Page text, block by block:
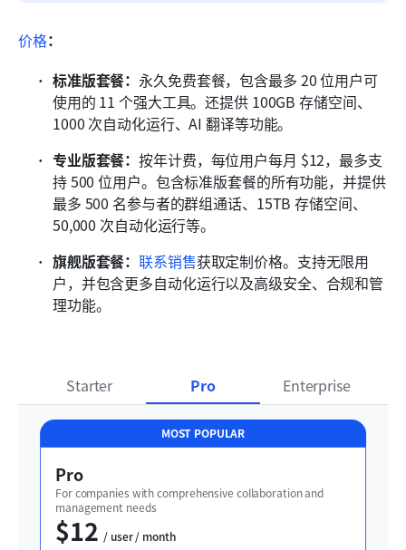
价格：
标准版套餐： 永久免费套餐，包含最多 20 位用户可
使用的 11 个强大工具。还提供 100GB 存储空间、
1000 次自动化运行、AI 翻译等功能。
专业版套餐：按年计费，每位用户每月 $12，最多支
持 500 位用户。包含标准版套餐的所有功能，并提供
最多 500 名参与者的群组通话、15TB 存储空间、
50,000 次自动化运行等。
旗舰版套餐：联系销售获取定制价格。支持无限用
户，并包含更多自动化运行以及高级安全、合规和管
理功能。
Starter Pro Enterprise
MOST POPULAR
Pro
For companies with comprehensive collaboration and
management needs
$12
  / user / month